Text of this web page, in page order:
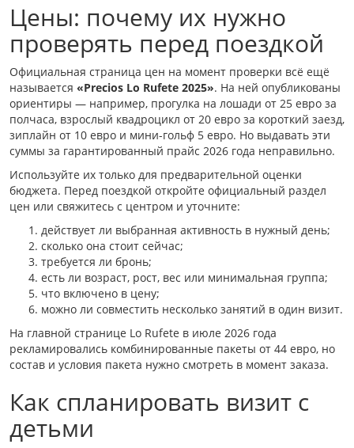
Цены: почему их нужно
проверять перед поездкой
Официальная страница цен на момент проверки всё ещё
называется «Precios Lo Rufete 2025». На ней опубликованы
ориентиры — например, прогулка на лошади от 25 евро за
полчаса, взрослый квадроцикл от 20 евро за короткий заезд,
зиплайн от 10 евро и мини-гольф 5 евро. Но выдавать эти
суммы за гарантированный прайс 2026 года неправильно.
Используйте их только для предварительной оценки
бюджета. Перед поездкой откройте официальный раздел
цен или свяжитесь с центром и уточните:
действует ли выбранная активность в нужный день;
сколько она стоит сейчас;
требуется ли бронь;
есть ли возраст, рост, вес или минимальная группа;
что включено в цену;
можно ли совместить несколько занятий в один визит.
На главной странице Lo Rufete в июле 2026 года
рекламировались комбинированные пакеты от 44 евро, но
состав и условия пакета нужно смотреть в момент заказа.
Как спланировать визит с
детьми